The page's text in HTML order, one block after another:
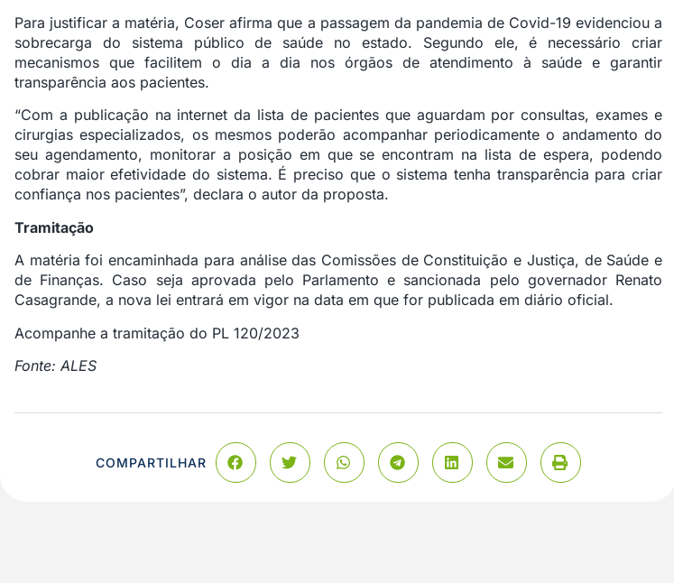
Para justificar a matéria, Coser afirma que a passagem da pandemia de Covid-19 evidenciou a
sobrecarga do sistema público de saúde no estado. Segundo ele, é necessário criar
mecanismos que facilitem o dia a dia nos órgãos de atendimento à saúde e garantir
transparência aos pacientes.
“Com a publicação na internet da lista de pacientes que aguardam por consultas, exames e
cirurgias especializados, os mesmos poderão acompanhar periodicamente o andamento do
seu agendamento, monitorar a posição em que se encontram na lista de espera, podendo
cobrar maior efetividade do sistema. É preciso que o sistema tenha transparência para criar
confiança nos pacientes”, declara o autor da proposta.
Tramitação
A matéria foi encaminhada para análise das Comissões de Constituição e Justiça, de Saúde e
de Finanças. Caso seja aprovada pelo Parlamento e sancionada pelo governador Renato
Casagrande, a nova lei entrará em vigor na data em que for publicada em diário oficial.
Acompanhe a tramitação do PL 120/2023
Fonte: ALES
COMPARTILHAR